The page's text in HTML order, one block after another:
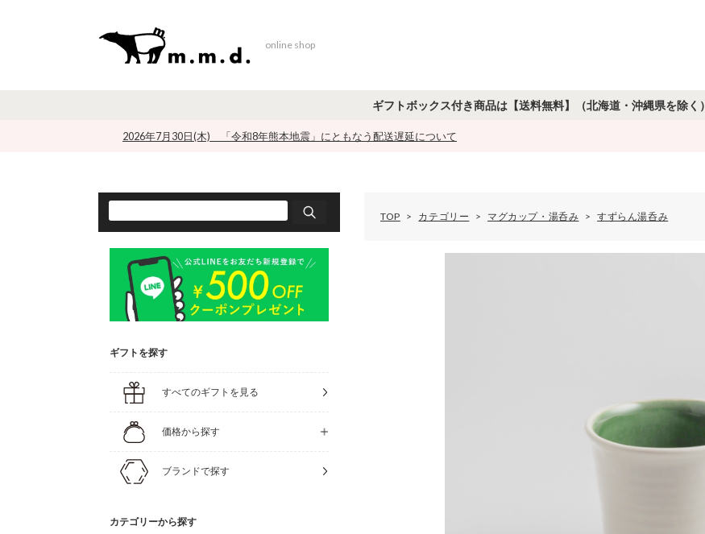
online shop
ギフトボックス付き商品は【送料無料】 （北海道・沖縄県を除く）
2026年7月30日(木) 「令和8年熊本地震」にともなう配送遅延について
TOP カテゴリー マグカップ・湯呑み すずらん湯呑み
ギフトを探す
すべてのギフトを見る
価格から探す
ブランドで探す
カテゴリーから探す